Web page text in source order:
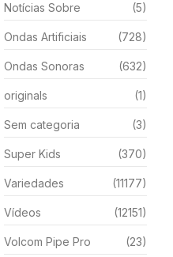
Notícias Sobre (5)
Ondas Artificiais (728)
Ondas Sonoras (632)
originals (1)
Sem categoria (3)
Super Kids (370)
Variedades (11177)
Vídeos (12151)
Volcom Pipe Pro (23)